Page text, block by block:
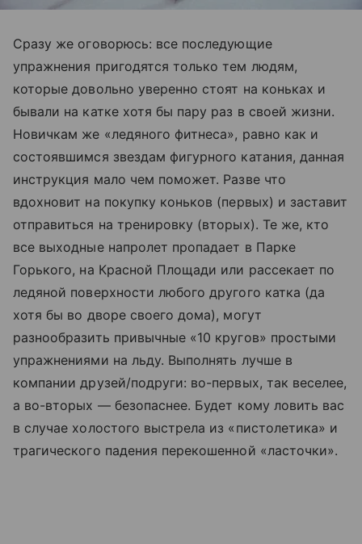
Сразу же оговорюсь: все последующие
упражнения пригодятся только тем людям,
которые довольно уверенно стоят на коньках и
бывали на катке хотя бы пару раз в своей жизни.
Новичкам же «ледяного фитнеса», равно как и
состоявшимся звездам фигурного катания, данная
инструкция мало чем поможет. Разве что
вдохновит на покупку коньков (первых) и заставит
отправиться на тренировку (вторых). Те же, кто
все выходные напролет пропадает в Парке
Горького, на Красной Площади или рассекает по
ледяной поверхности любого другого катка (да
хотя бы во дворе своего дома), могут
разнообразить привычные «10 кругов» простыми
упражнениями на льду. Выполнять лучше в
компании друзей/подруги: во-первых, так веселее,
а во-вторых — безопаснее. Будет кому ловить вас
в случае холостого выстрела из «пистолетика» и
трагического падения перекошенной «ласточки».